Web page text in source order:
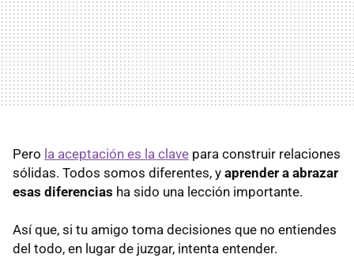
Pero la aceptación es la clave para construir relaciones
sólidas. Todos somos diferentes, y aprender a abrazar
esas diferencias ha sido una lección importante.
Así que, si tu amigo toma decisiones que no entiendes
del todo, en lugar de juzgar, intenta entender.